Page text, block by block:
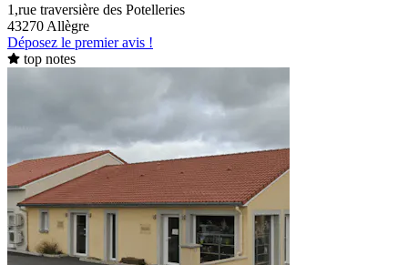
1,rue traversière des Potelleries
43270 Allègre
Déposez le premier avis !
top notes